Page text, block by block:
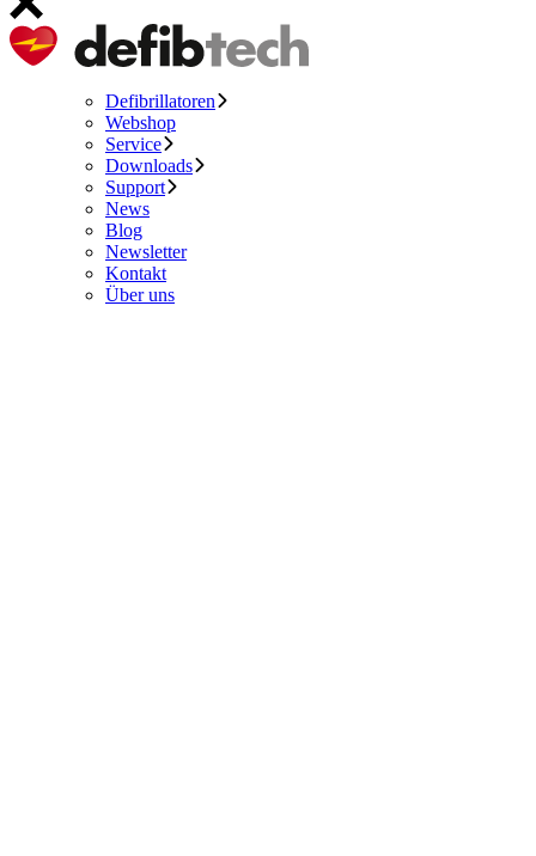
Defibrillatoren
Webshop
Service
Downloads
Support
News
Blog
Newsletter
Kontakt
Über uns